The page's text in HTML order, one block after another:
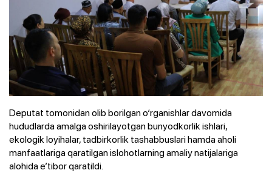
Deputat tomonidan olib borilgan o‘rganishlar davomida
hududlarda amalga oshirilayotgan bunyodkorlik ishlari,
ekologik loyihalar, tadbirkorlik tashabbuslari hamda aholi
manfaatlariga qaratilgan islohotlarning amaliy natijalariga
alohida e’tibor qaratildi.